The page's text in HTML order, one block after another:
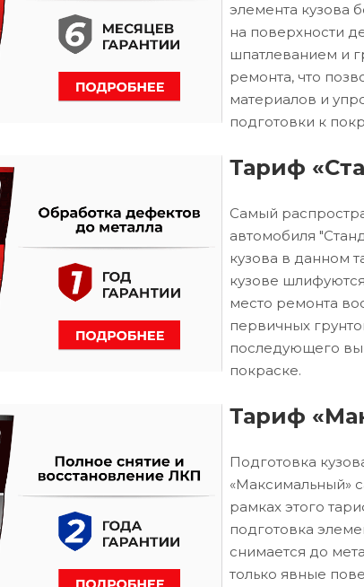
элемента кузова
на поверхности
шпатлеванием и
ремонта, что
материалов и
подготовки к
Тариф
Самый
автомобиля
кузова в данном
кузове
место ремонта
первичных
последующего
покраске.
Тариф
Подготовка
«Максимальный»
рамках этого
подготовка
снимается до
только явные